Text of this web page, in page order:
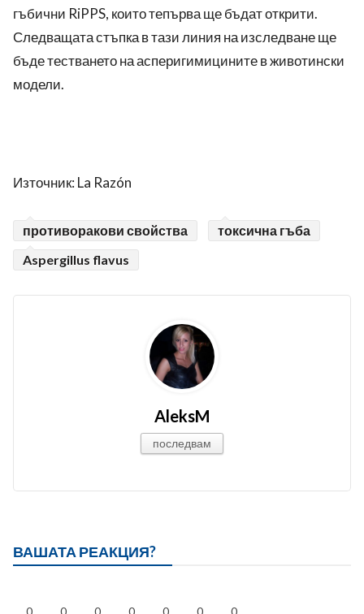
гъбични RiPPS, които тепърва ще бъдат открити.
Следващата стъпка в тази линия на изследване ще
бъде тестването на асперигимицините в животински
модели.
Източник: La Razón
противоракови свойства
токсична гъба
Aspergillus flavus
AleksM
последвам
ВАШАТА РЕАКЦИЯ?
0 0 0 0 0 0 0